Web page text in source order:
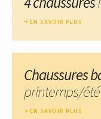
EN SAVOIR PLUS
Chaussures
printemps/été
EN SAVOIR PLUS